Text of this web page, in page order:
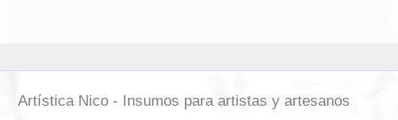
Artística Nico - Insumos para artistas y artesanos